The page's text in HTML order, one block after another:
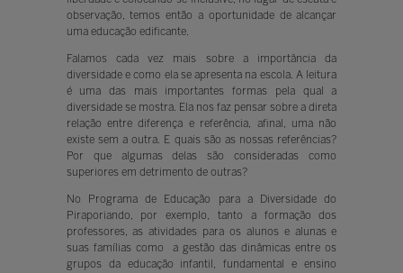
observação, temos então a oportunidade de alcançar
uma educação edificante.
Falamos cada vez mais sobre a importância da
diversidade e como ela se apresenta na escola. A leitura
é uma das mais importantes formas pela qual a
diversidade se mostra. Ela nos faz pensar sobre a direta
relação entre diferença e referência, afinal, uma não
existe sem a outra. E quais são as nossas referências?
Por que algumas delas são consideradas como
superiores em detrimento de outras?
No Programa de Educação para a Diversidade do
Piraporiando, por exemplo, tanto a formação dos
professores, as atividades para os alunos e alunas e
suas famílias como a gestão das dinâmicas entre os
grupos da educação infantil, fundamental e ensino